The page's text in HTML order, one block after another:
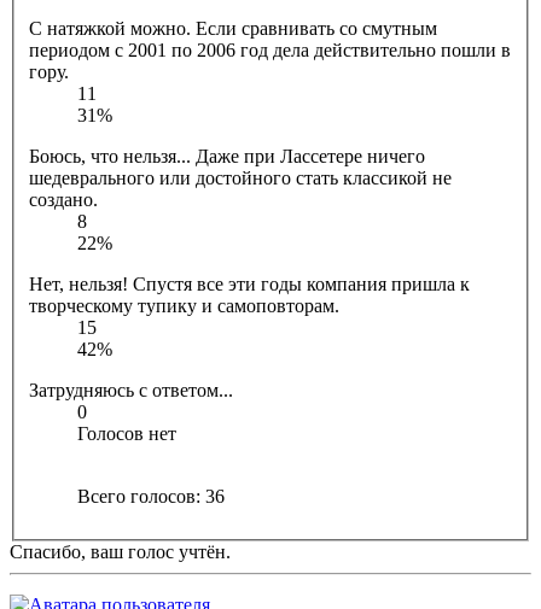
С натяжкой можно. Если сравнивать со смутным
периодом с 2001 по 2006 год дела действительно пошли в
гору.
11
31%
Боюсь, что нельзя... Даже при Лассетере ничего
шедеврального или достойного стать классикой не
создано.
8
22%
Нет, нельзя! Спустя все эти годы компания пришла к
творческому тупику и самоповторам.
15
42%
Затрудняюсь с ответом...
0
Голосов нет
Всего голосов: 36
Спасибо, ваш голос учтён.